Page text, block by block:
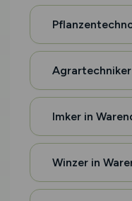
Imker in
Winzer in